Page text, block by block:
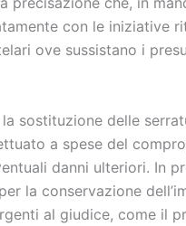
con le iniziative
ove sussistano i
sostituzione delle
a spese del
danni ulteriori. In
la conservazione
al giudice, come il